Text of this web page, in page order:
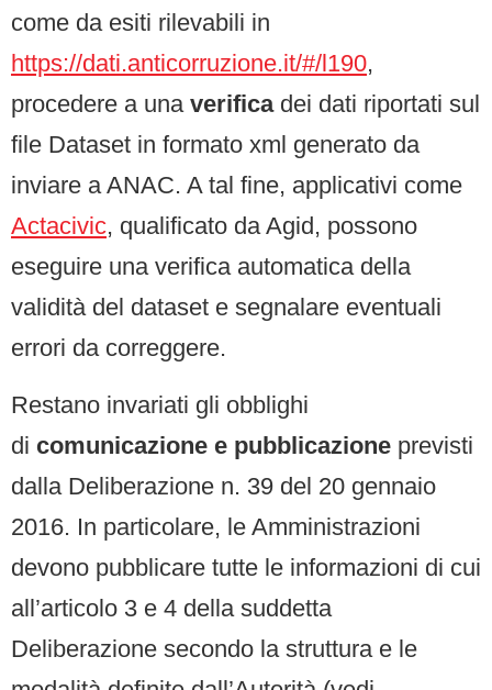
come da esiti rilevabili in
https://dati.anticorruzione.it/#/l190,
procedere a una verifica dei dati riportati sul
file Dataset in formato xml generato da
inviare a ANAC. A tal fine, applicativi come
Actacivic, qualificato da Agid, possono
eseguire una verifica automatica della
validità del dataset e segnalare eventuali
errori da correggere.
Restano invariati gli obblighi
di comunicazione e pubblicazione previsti
dalla Deliberazione n. 39 del 20 gennaio
2016. In particolare, le Amministrazioni
devono pubblicare tutte le informazioni di cui
all’articolo 3 e 4 della suddetta
Deliberazione secondo la struttura e le